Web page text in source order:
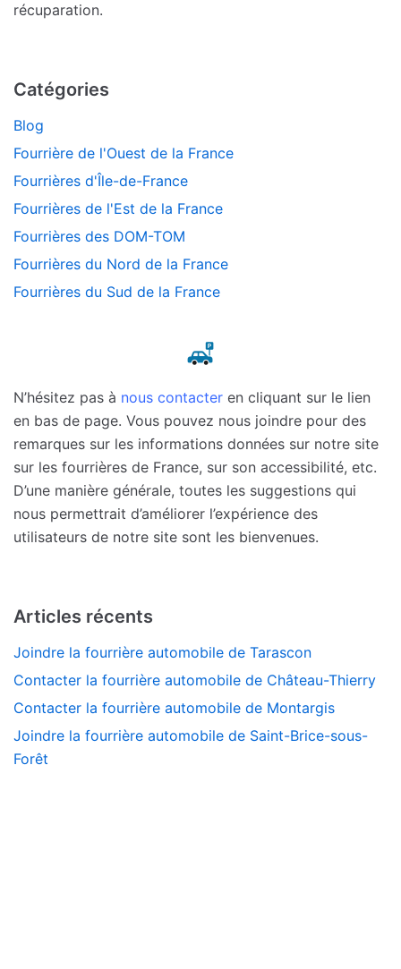
récuparation.
Catégories
Blog
Fourrière de l'Ouest de la France
Fourrières d'Île-de-France
Fourrières de l'Est de la France
Fourrières des DOM-TOM
Fourrières du Nord de la France
Fourrières du Sud de la France
N’hésitez pas à nous contacter en cliquant sur le lien
en bas de page. Vous pouvez nous joindre pour des
remarques sur les informations données sur notre site
sur les fourrières de France, sur son accessibilité, etc.
D’une manière générale, toutes les suggestions qui
nous permettrait d’améliorer l’expérience des
utilisateurs de notre site sont les bienvenues.
Articles récents
Joindre la fourrière automobile de Tarascon
Contacter la fourrière automobile de Château-Thierry
Contacter la fourrière automobile de Montargis
Joindre la fourrière automobile de Saint-Brice-sous-
Forêt